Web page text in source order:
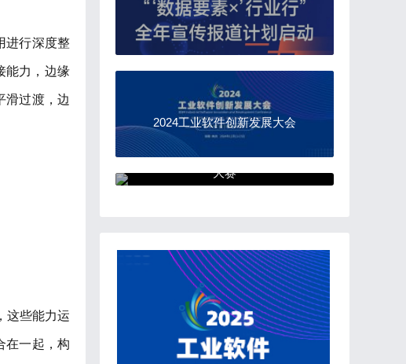
进行深度整
能力，边缘
滑过渡，边
这些能力运
在一起，构
2024工业软件创新发展大会
“中国软件杯”大学生软件设计
大赛